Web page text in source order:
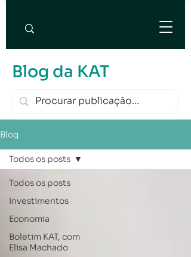
Blog da KAT
Blog
Todos os posts
Investimentos
Economia
Boletim KAT, com
Elisa Machado
Todos os posts